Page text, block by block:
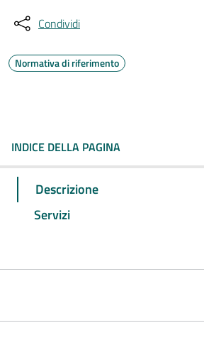
Condividi
Normativa di riferimento
INDICE DELLA PAGINA
Descrizione
Servizi